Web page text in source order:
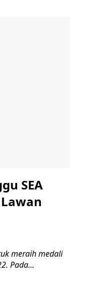
SEA
meraih medali
Pada...